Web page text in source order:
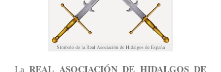
Símbolo de la Real Asociación de Hidalgos de España
La REAL ASOCIACIÓN DE HIDALGOS DE